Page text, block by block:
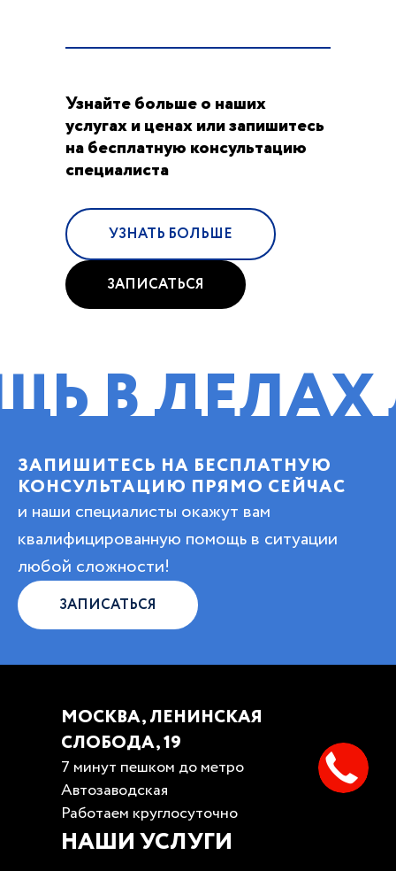
Узнайте больше о наших
услугах и ценах или запишитесь
на бесплатную консультацию
специалиста
УЗНАТЬ БОЛЬШЕ
ЗАПИСАТЬСЯ
ЗАПИШИТЕСЬ НА БЕСПЛАТНУЮ
КОНСУЛЬТАЦИЮ ПРЯМО СЕЙЧАС
и наши специалисты окажут вам
квалифицированную помощь в ситуации
любой сложности!
ЗАПИСАТЬСЯ
МОСКВА, ЛЕНИНСКАЯ
СЛОБОДА, 19
7 минут пешком до метро
Автозаводская
Работаем круглосуточно
НАШИ УСЛУГИ